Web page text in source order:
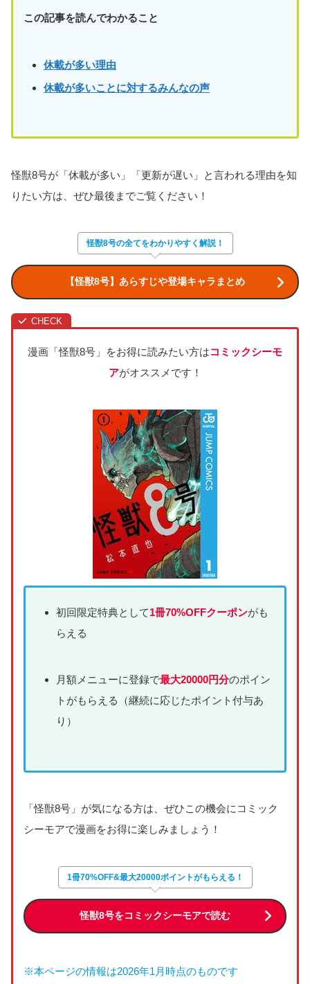
この記事を読んでわかること
休載が多い理由
休載が多いことに対するみんなの声
怪獣8号が「休載が多い」「更新が遅い」と言われる理由を知
りたい方は、ぜひ最後までご覧ください！
怪獣8号の全てをわかりやすく解説！
【怪獣8号】あらすじや登場キャラまとめ
漫画「怪獣8号」をお得に読みたい方はコミックシーモ
アがオススメです！
初回限定特典として1冊70%OFFクーポンがも
らえる
月額メニューに登録で最大20000円分のポイン
トがもらえる（継続に応じたポイント付与あ
り）
「怪獣8号」が気になる方は、ぜひこの機会にコミック
シーモアで漫画をお得に楽しみましょう！
1冊70%OFF&最大20000ポイントがもらえる！
怪獣8号をコミックシーモアで読む
※本ページの情報は2026年1月時点のものです